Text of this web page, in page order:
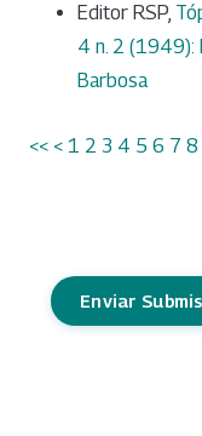
Editor RSP,
4 n. 2 (1949):
Barbosa
<< < 1 2 3 4 5 6 7 8
Enviar